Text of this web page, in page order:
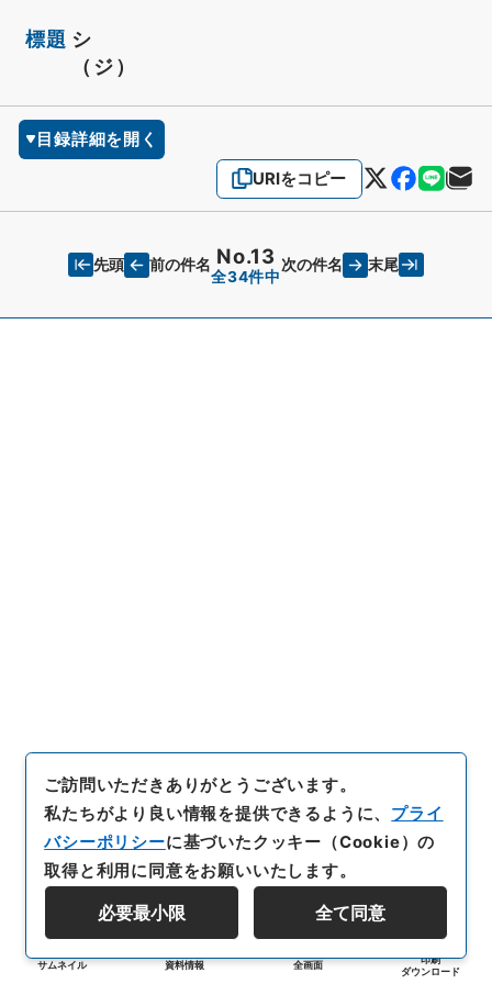
標題 シ
（ジ）
目録詳細を開く
URIをコピー
先頭 前の件名 No.13
全34件中
次の件名 末尾
サムネイル 資料情報 全画面
印刷
ダウンロード
ご訪問いただきありがとうございます。
私たちがより良い情報を提供できるように、 プライ
バシーポリシーに基づいたクッキー（Cookie）の
取得と利用に同意をお願いいたします。
必要最小限 全て同意